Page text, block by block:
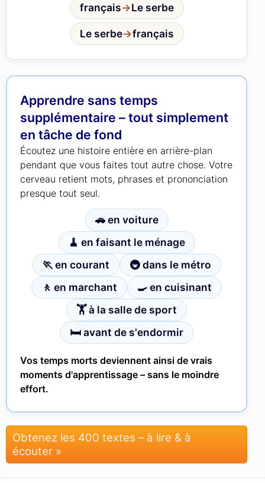
français→Le serbe
Le serbe→français
Apprendre sans temps
supplémentaire – tout simplement
en tâche de fond
Écoutez une histoire entière en arrière-plan
pendant que vous faites tout autre chose. Votre
cerveau retient mots, phrases et prononciation
presque tout seul.
🚗 en voiture
🧹 en faisant le ménage
🏃 en courant
🚇 dans le métro
🚶 en marchant
🍳 en cuisinant
🏋 à la salle de sport
🛏 avant de s'endormir
Vos temps morts deviennent ainsi de vrais
moments d'apprentissage – sans le moindre
effort.
Obtenez les 400 textes – à lire & à
écouter »